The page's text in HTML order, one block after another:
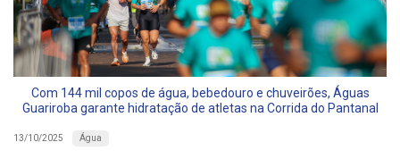
Com 144 mil copos de água, bebedouro e chuveirões, Águas
Guariroba garante hidratação de atletas na Corrida do Pantanal
13/10/2025 Água